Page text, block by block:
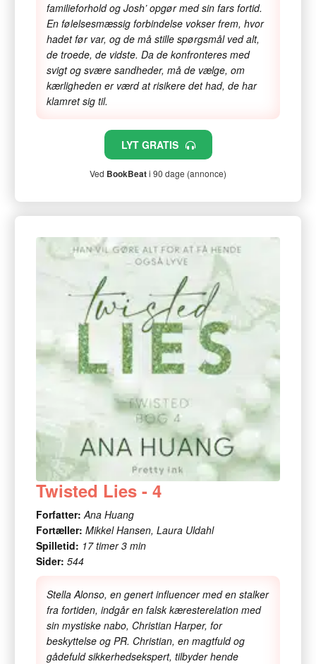
familieforhold og Josh’ opgør med sin fars fortid.
En følelsesmæssig forbindelse vokser frem, hvor
hadet før var, og de må stille spørgsmål ved alt,
de troede, de vidste. Da de konfronteres med
svigt og svære sandheder, må de vælge, om
kærligheden er værd at risikere det had, de har
klamret sig til.
LYT GRATIS
Ved BookBeati 90 dage (annonce)
Twisted Lies - 4
Forfatter: Ana Huang
Fortæller: Mikkel Hansen, Laura Uldahl
Spilletid: 17 timer 3 min
Sider: 544
Stella Alonso, en genert influencer med en stalker
fra fortiden, indgår en falsk kæresterelation med
sin mystiske nabo, Christian Harper, for
beskyttelse og PR. Christian, en magtfuld og
gådefuld sikkerhedsekspert, tilbyder hende